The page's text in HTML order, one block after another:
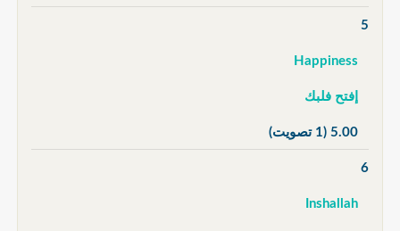
5
Happiness
إفتح فلبك
5.00 (1 تصويت)
6
Inshallah